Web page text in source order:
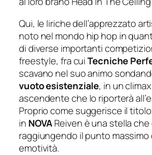
Qui, le liriche dell’apprezzato
noto nel mondo hip hop in
di diverse importanti
freestyle, fra cuiTecniche
scavano nel suo animo
vuoto esistenziale, in un climax
ascendente che lo riporterà
Proprio come suggerisce il
in NOVAReiven è una stella
raggiungendo il punto massimo
emotività.